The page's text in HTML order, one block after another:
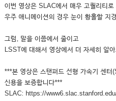
이번 영상은 SLAC에서 매우 고퀄리티로
우주 애니메이션의 경우 눈이 황홀할 지
그럼, 말을 이쯤에서 줄이고
LSST에 대해서 영상에서 더 자세히 알
***본 영상은 스탠퍼드 선형 가속기 센
신용을 보증합니다***
SLAC: https://